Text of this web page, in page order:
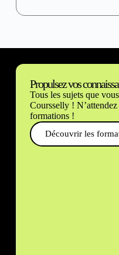
Propulsez vos
Tous les sujets que
Coursselly !
formations !
Découvrir les